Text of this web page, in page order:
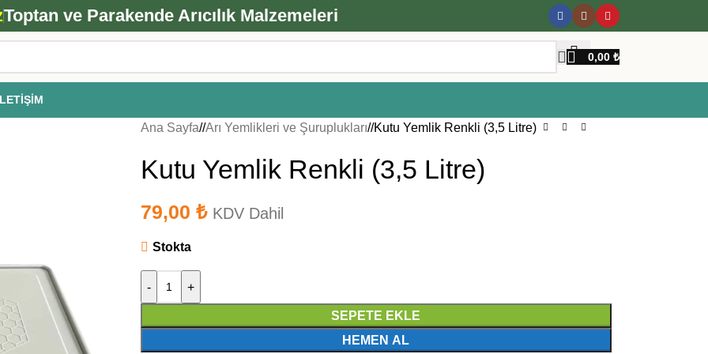
ANA ARI SİPARİŞİ İÇİN TIKLAYIN
Toptan ve Parakende Arıcılık Malzemeleri
0,00 ₺
Ana Sayfa/ Arı Yemlikleri ve Şuruplukları/ Kutu Yemlik Renkli (3,5 Litre)
Kutu Yemlik Renkli (3,5 Litre)
79,00 ₺ KDV Dahil
Stokta
- +
SEPETE EKLE
HEMEN AL